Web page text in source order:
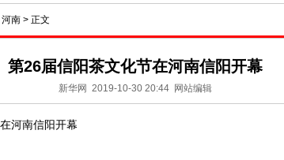
河南 > 正文
第26届信阳茶文化节在河南信阳开幕
新华网 2019-10-30 20:44 网站编辑
河南信阳开幕